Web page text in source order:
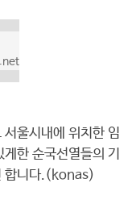
울시내에 위치한 임
한 순국선열들의 기
합니다.(konas)